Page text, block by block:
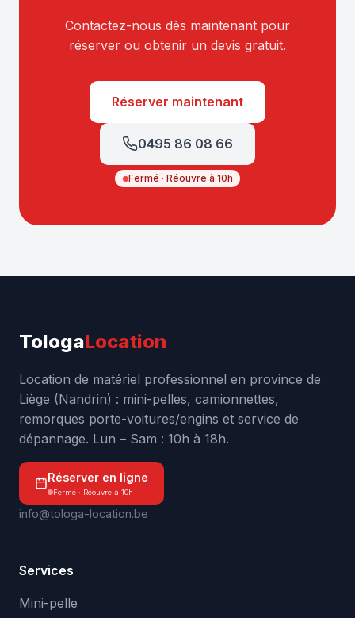
Contactez-nous dès maintenant pour
réserver ou obtenir un devis gratuit.
Réserver maintenant
0495 86 08 66
Fermé · Réouvre à 10h
TologaLocation
Location de matériel professionnel en province de
Liège (Nandrin) : mini-pelles, camionnettes,
remorques porte-voitures/engins et service de
dépannage. Lun – Sam : 10h à 18h.
Réserver en ligne
Fermé · Réouvre à 10h
info@tologa-location.be
Services
Mini-pelle